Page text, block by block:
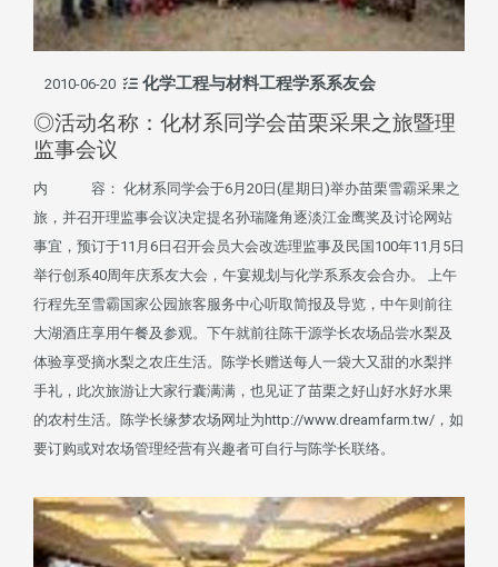
2010-06-20 化学工程与材料工程学系系友会
◎活动名称：化材系同学会苗栗采果之旅暨理
监事会议
内 容： 化材系同学会于6月20日(星期日)举办苗栗雪霸采果之
旅，并召开理监事会议决定提名孙瑞隆角逐淡江金鹰奖及讨论网站
事宜，预订于11月6日召开会员大会改选理监事及民国100年11月5日
举行创系40周年庆系友大会，午宴规划与化学系系友会合办。 上午
行程先至雪霸国家公园旅客服务中心听取简报及导览，中午则前往
大湖酒庄享用午餐及参观。下午就前往陈干源学长农场品尝水梨及
体验享受摘水梨之农庄生活。陈学长赠送每人一袋大又甜的水梨拌
手礼，此次旅游让大家行囊满满，也见证了苗栗之好山好水好水果
的农村生活。陈学长缘梦农场网址为http://www.dreamfarm.tw/，如
要订购或对农场管理经营有兴趣者可自行与陈学长联络。